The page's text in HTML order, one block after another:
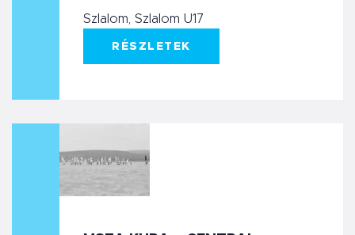
Szlalom, Szlalom U17
RÉSZLETEK